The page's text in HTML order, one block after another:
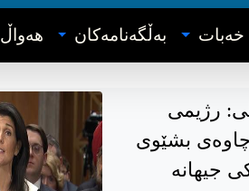
خه‌بات به‌ڵگه‌نامه‌کان هه‌واڵ
رژیمی
بشێوی
جیهانە